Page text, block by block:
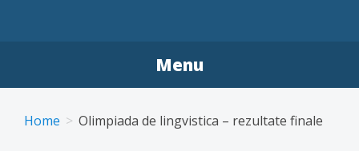
Menu
Home Olimpiada de lingvistica – rezultate finale